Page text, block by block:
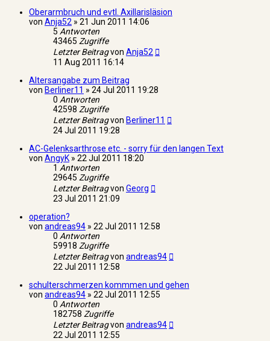
Oberarmbruch und evtl. Axillarisläsion
von Anja52 » 21 Jun 2011 14:06
5 Antworten
43465 Zugriffe
Letzter Beitragvon Anja52
11 Aug 2011 16:14
Altersangabe zum Beitrag
von Berliner11 » 24 Jul 2011 19:28
0 Antworten
42598 Zugriffe
Letzter Beitragvon Berliner11
24 Jul 2011 19:28
AC-Gelenksarthrose etc. - sorry für den langen Text
von AngyK » 22 Jul 2011 18:20
1 Antworten
29645 Zugriffe
Letzter Beitragvon Georg
23 Jul 2011 21:09
operation?
von andreas94 » 22 Jul 2011 12:58
0 Antworten
59918 Zugriffe
Letzter Beitragvon andreas94
22 Jul 2011 12:58
schulterschmerzen kommmen und gehen
von andreas94 » 22 Jul 2011 12:55
0 Antworten
182758 Zugriffe
Letzter Beitragvon andreas94
22 Jul 2011 12:55